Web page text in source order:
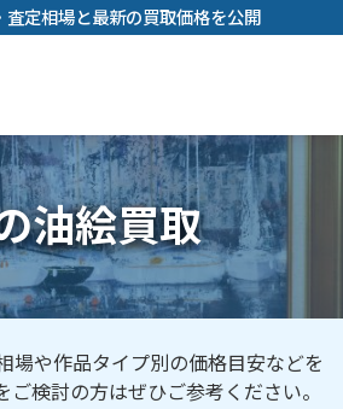
内
容
キ
ッ
プ
定相場と最新の買取価格を公開
油絵買取
場や作品タイプ別の価格目安などを
ご検討の方はぜひご参考ください。